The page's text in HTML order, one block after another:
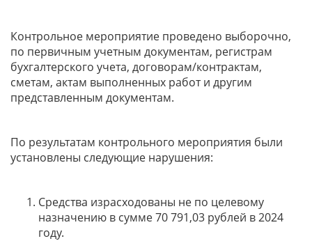
Контрольное мероприятие проведено выборочно,
по первичным учетным документам, регистрам
бухгалтерского учета, договорам/контрактам,
сметам, актам выполненных работ и другим
представленным документам.
По результатам контрольного мероприятия были
установлены следующие нарушения:
Средства израсходованы не по целевому
назначению в сумме 70 791,03 рублей в 2024
году.